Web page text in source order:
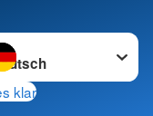
wechseln zu
klar